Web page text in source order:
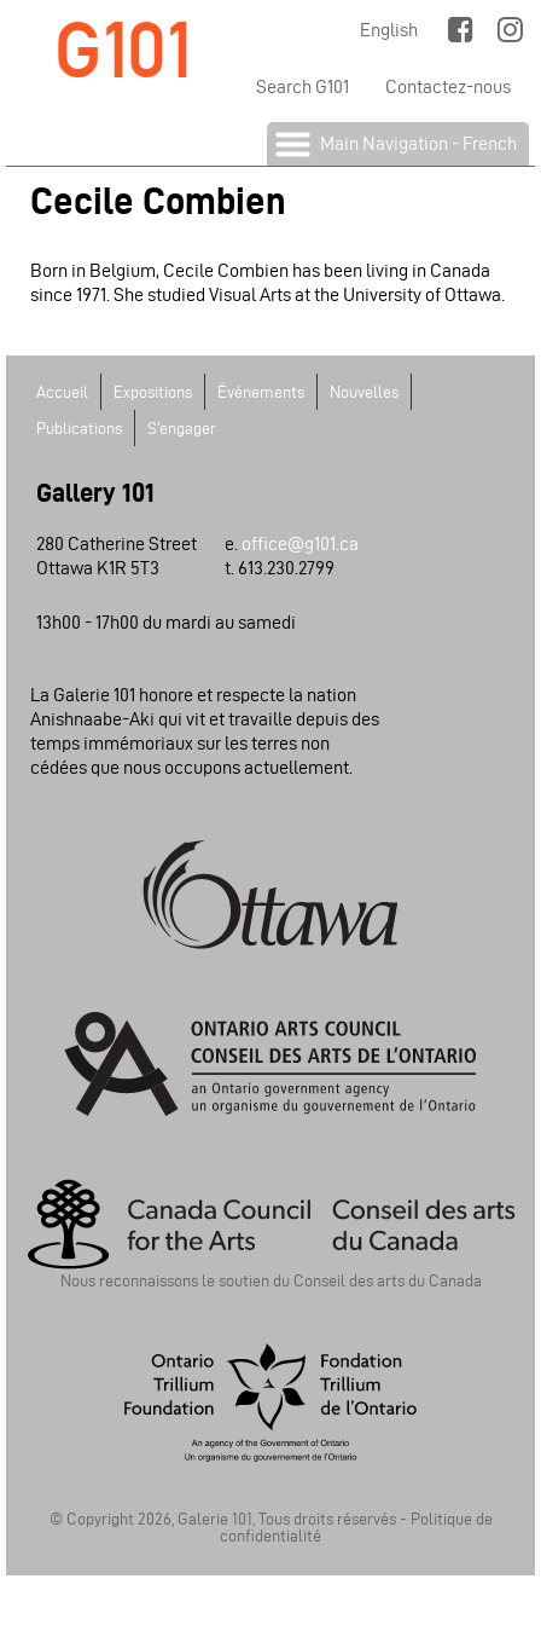
G101 English
Contactez-nous
Search G101
Main Navigation - French
Cecile Combien
Born in Belgium, Cecile Combien has been living in Canada
since 1971. She studied Visual Arts at the University of Ottawa.
Accueil Expositions Événements
Nouvelles
Publications
S'engager
Gallery 101
280 Catherine Street
Ottawa K1R 5T3
e. office@g101.ca
t. 613.230.2799
13h00 - 17h00 du mardi au samedi
La Galerie 101 honore et respecte la nation
Anishnaabe-Aki qui vit et travaille depuis des
temps immémoriaux sur les terres non
cédées que nous occupons actuellement.
Nous reconnaissons le soutien du Conseil des arts du Canada
© Copyright 2026, Galerie 101, Tous droits réservés - Politique de
confidentialité